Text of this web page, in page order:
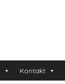
Kontakt